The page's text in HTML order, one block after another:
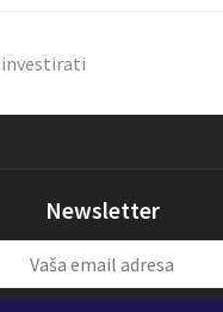
investirati
Newsletter